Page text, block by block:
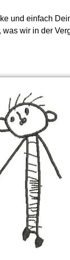
und einfach
wir in der